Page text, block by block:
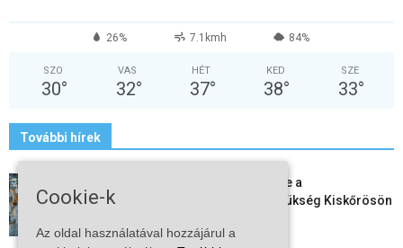
26% 7.1kmh 84%
SZO
30°
VAS
32°
HÉT
37°
KED
38°
SZE
33°
További hírek
Aktuális állásajánlatok: ezekre a
munkavállalókra van most szükség Kiskőrösön
2026-08-07
Cookie-k
Az oldal használatával hozzájárul a